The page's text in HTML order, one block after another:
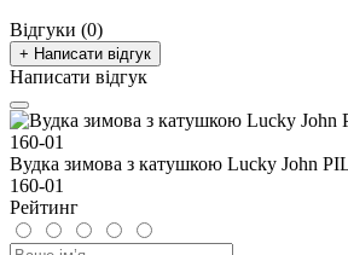
Відгуки (0)
+ Написати відгук
Написати відгук
Вудка зимова з катушкою Lucky John
160-01
Рейтинг